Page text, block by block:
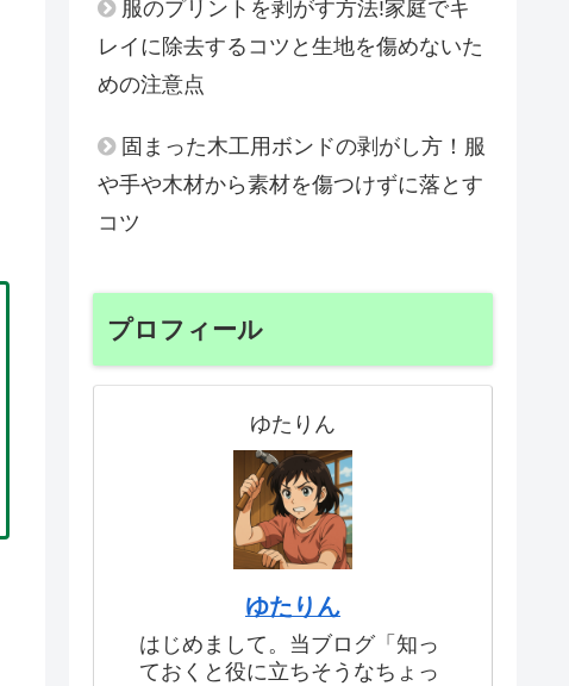
服のプリントを剥がす方法!家庭でキ
レイに除去するコツと生地を傷めないた
めの注意点
固まった木工用ボンドの剥がし方！服
や手や木材から素材を傷つけずに落とす
コツ
プロフィール
ゆたりん
ゆたりん
はじめまして。当ブログ「知っ
ておくと役に立ちそうなちょっ